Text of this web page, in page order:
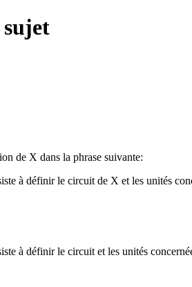
de X dans la phrase suivante:
à définir le circuit de X et les unités
à définir le circuit et les unités